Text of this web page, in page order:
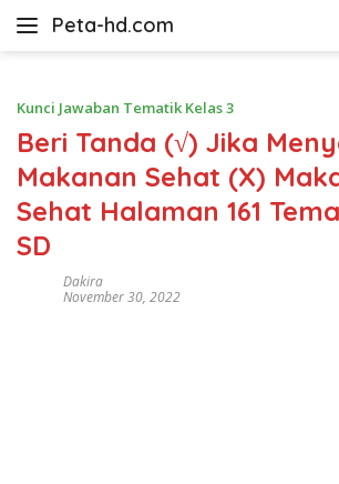
Peta-hd.com
Kumpulan
HD
Kunci Jawaban Tematik Kelas 3
Beri Tanda (√) Jika
Makanan Sehat (X)
Sehat Halaman 161
SD
Dakira
November 30, 2022